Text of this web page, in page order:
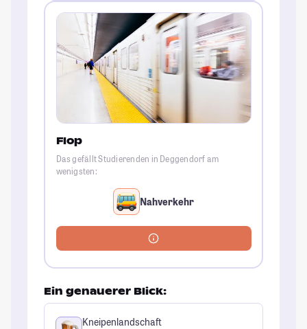
Flop
Das gefällt Studierenden in Deggendorf am
wenigsten:
Nahverkehr
Ein genauerer Blick:
Kneipenlandschaft